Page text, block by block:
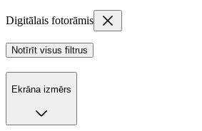
Digitālais fotorāmis
Notīrīt visus filtrus
Ekrāna izmērs